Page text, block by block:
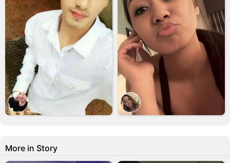
More in Story